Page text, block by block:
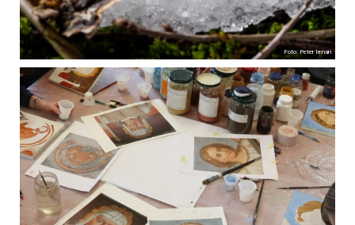
Foto: Peter Irman